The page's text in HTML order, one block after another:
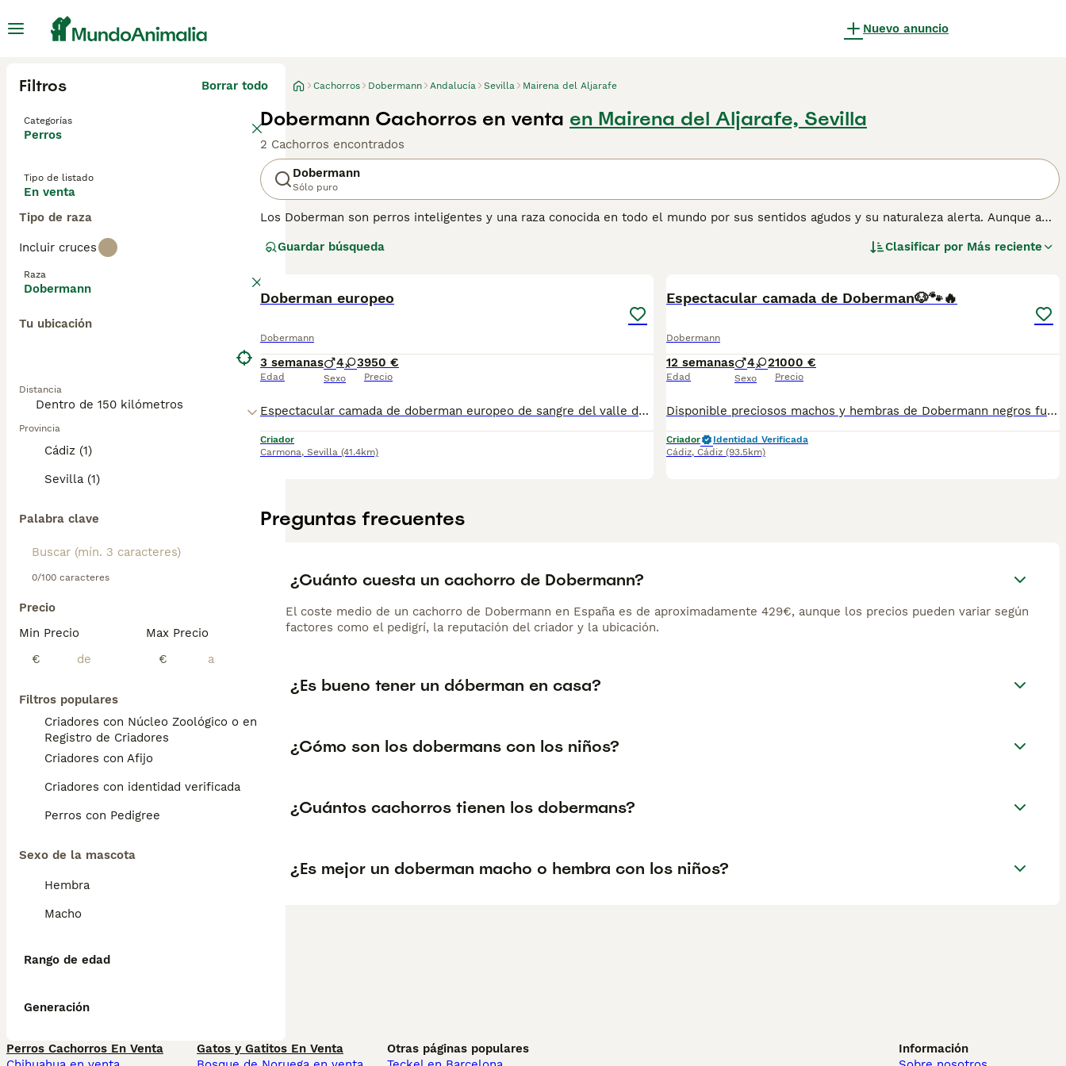
Nuevo anuncio
Filtros Borrar todo
Categorías
Perros
Tipo de listado
En venta
Tipo de raza
Incluir cruces
Raza
Dobermann
Tu ubicación
Distancia
Provincia
Cádiz (1)
Sevilla (1)
Palabra clave
0/100 caracteres
Precio
Min Precio
€
Max Precio
€
Filtros populares
Criadores con Núcleo Zoológico o en el
Registro de Criadores
Criadores con Afijo
Criadores con identidad verificada
Perros con Pedigree
Sexo de la mascota
Hembra
Macho
Rango de edad
Generación
Cachorros Dobermann Andalucía Sevilla Mairena del Aljarafe
Dobermann Cachorros en venta en Mairena del Aljarafe, Sevilla
2 Cachorros encontrados
Dobermann
Sólo puro
Los Doberman son perros inteligentes y una raza conocida en todo el mundo por sus sentidos agudos y su naturaleza alerta. Aunque a
gusta más que tomar parte en todo lo que sucede a su alrededor. Los Doberman son orgullosos y tranquilos y, cuando son criados
Lee nuestra página de consejos de compra de Doberman para obtener información sobre esta raza de perro.
Guardar búsqueda Clasificar por Más reciente
Doberman europeo
Dobermann
3 semanas
Edad
4 3
Sexo
950 €
Precio
Espectacular camada de doberman europeo de sangre del valle de las Aguilas, perros de mucha calidad en morfología y carácter, están listos para ser reservados empezaremos a entregar apartir de principios de septiembre para más info puedes escribirnos o dirigirte mediante watshap, posibilidad de enviar a cualquier punto de España
Criador
Carmona, Sevilla (41.4km)
Espectacular camada de Doberman🐶🐾🔥
Dobermann
12 semanas
Edad
4 2
Sexo
1000 €
Precio
Disponible preciosos machos y hembras de Dobermann negros fuego y chocolate listos para reservar. Con toda la documentación al día, vacunado,desparasitado y con la cartilla adecuada a su edad. Se encuentran en Sevilla,tambien disponemos de transporte . Criados en ambiente familiar súper cariñosos y sociables. Pregunten sin compromiso
Criador
Identidad Verificada
Cádiz, Cádiz (93.5km)
Preguntas frecuentes
¿Cuánto cuesta un cachorro de Dobermann?
El coste medio de un cachorro de Dobermann en España es de aproximadamente 429€, aunque los precios pueden variar según
factores como el pedigrí, la reputación del criador y la ubicación.
¿Es bueno tener un dóberman en casa?
¿Cómo son los dobermans con los niños?
¿Cuántos cachorros tienen los dobermans?
¿Es mejor un doberman macho o hembra con los niños?
Perros Cachorros En Venta
Gatos y Gatitos En Venta
Otras páginas populares
Información